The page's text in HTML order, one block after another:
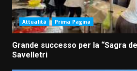
Attualità Prima Pagina
Grande successo per la “Sagra
Savelletri